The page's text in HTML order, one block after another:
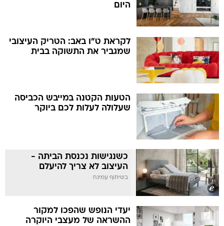
היום
לקראת ט"ו באב: הטריק העיצובי
שמגביר את התשוקה בבית
הטעות הקטנה במייבש הכביסה
שעלולה לעלות לכם ביוקר
כשנגישות נכנסת הביתה -
העיצוב לא צריך להיעלם
בשיתוף עמינח
יעדי הנופש שהפכו למקור
ההשראה של מעצבי היוקרה